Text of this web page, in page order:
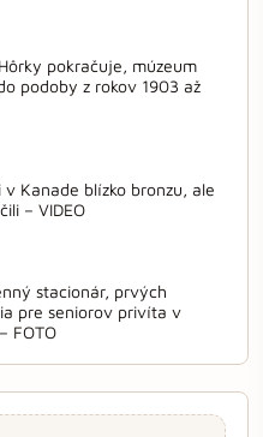
pokračuje, múzeum
podoby z rokov 1903 až
v Kanade blízko bronzu, ale
– VIDEO
stacionár, prvých
pre seniorov privíta v
FOTO